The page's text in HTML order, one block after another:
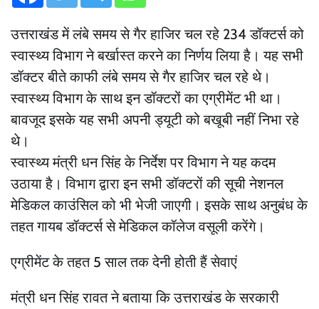
उत्तराखंड में लंबे समय से गैर हाजिर चल रहे 234 डॉक्टर्स को
स्वास्थ्य विभाग ने बर्खास्त करने का निर्णय लिया है। यह सभी
डॉक्टर बीते काफी लंबे समय से गैर हाजिर चल रहे थे।
स्वास्थ्य विभाग के साथ इन डॉक्टरों का एग्रीमेंट भी था।
बावजूद इसके यह सभी अपनी ड्यूटी को बखूबी नहीं निभा रहे
थे।
स्वास्थ्य मंत्री धन सिंह के निर्देश पर विभाग ने यह कदम
उठाया है। विभाग द्वारा इन सभी डॉक्टरों की सूची नेशनल
मेडिकल काउंसिल को भी भेजी जाएगी। इसके साथ अनुबंध के
तहत गायब डॉक्टर्स से मेडिकल कॉलेज वसूली करेंगे।
एग्रीमेंट के तहत 5 साल तक देनी होती हैं सेवाएं
मंत्री धन सिंह रावत ने बताया कि उत्तराखंड के सरकारी